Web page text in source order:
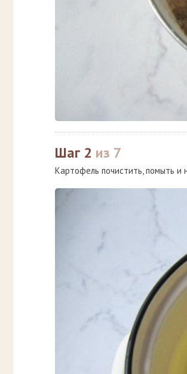
Шаг 2 из 7
Картофель почистить, помыть и